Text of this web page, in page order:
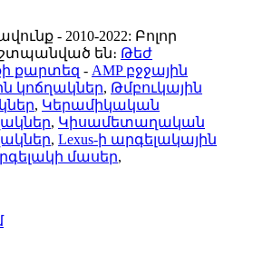
- 2010-2022: Բոլոր
են։ Թեժ
քարտեզ - AMP բջջային
կոճղակներ, Թմբուկային
, Կերամիկական
, Կիսամետաղական
, Lexus-ի արգելակային
մասեր,